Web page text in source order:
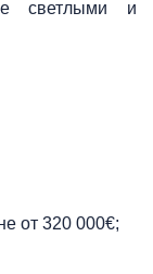
светлыми и
от 320 000€;